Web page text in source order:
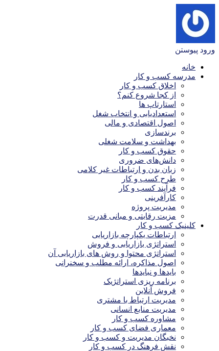
ورود پیوستن
خانه
مدرسه کسب و کار
اخلاق کسب و کار
از کجا شروع کنم؟
استارتاپ ها
استعدادیابی و انتخاب شغل
اصول اقتصادی و مالی
برندسازی
بهداشت و سلامت شغلی
حقوق کسب و کار
دانش‌های ضروری
زبان بدن و ارتباطات غیر کلامی
طرح کسب و کار
فرآیند کسب و کار
کارآفرینی
مدیریت پروژه
مزیت رقابتی و مبانی قدرت
کلینیک کسب و کار
ارتباطات یکپارچه بازاریابی
استراتژی بازاریابی و فروش
استراتژی محتوا و روش های بازاریابی آن
اصول مذاکره، ارائه مطلب و سخنرانی
بایدها و نبایدها
برنامه ریزی استراتژیک
فروش آنلاین
مدیریت ارتباط با مشتری
مدیریت منابع انسانی
مشاوره کسب و کار
معماری فضای کسب و کار
نخبگان مدیریت و کسب و کار
نقش فرهنگ در کسب و کار